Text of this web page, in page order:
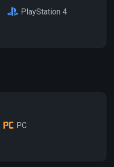
PlayStation 4
PC